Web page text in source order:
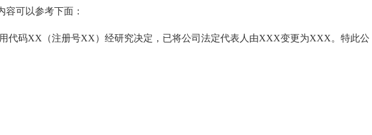
可以参考下面：
码XX（注册号XX）经研究决定，已将公司法定代表人由XXX变更为XXX。特此公